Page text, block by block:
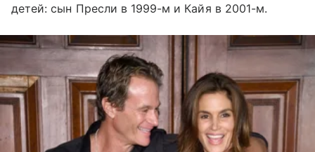
детей: сын Пресли в 1999-м и Кайя в 2001-м.